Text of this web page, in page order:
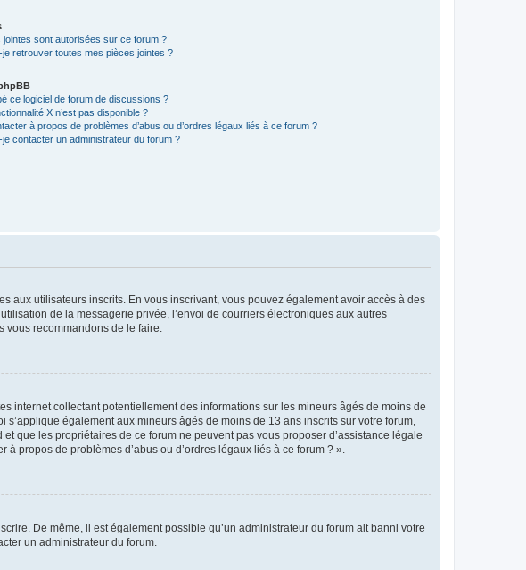
jointes sont autorisées sur ce forum ?
je retrouver toutes mes pièces jointes ?
ce logiciel de forum de discussions ?
X n’est pas disponible ?
à propos de problèmes d’abus ou d’ordres légaux liés à ce forum ?
contacter un administrateur du forum ?
aux utilisateurs inscrits. En vous inscrivant, vous pouvez également avoir accès à des
de la messagerie privée, l’envoi de courriers électroniques aux autres
vous recommandons de le faire.
internet collectant potentiellement des informations sur les mineurs âgés de moins de
également aux mineurs âgés de moins de 13 ans inscrits sur votre forum,
que les propriétaires de ce forum ne peuvent pas vous proposer d’assistance légale
propos de problèmes d’abus ou d’ordres légaux liés à ce forum ? ».
De même, il est également possible qu’un administrateur du forum ait banni votre
un administrateur du forum.